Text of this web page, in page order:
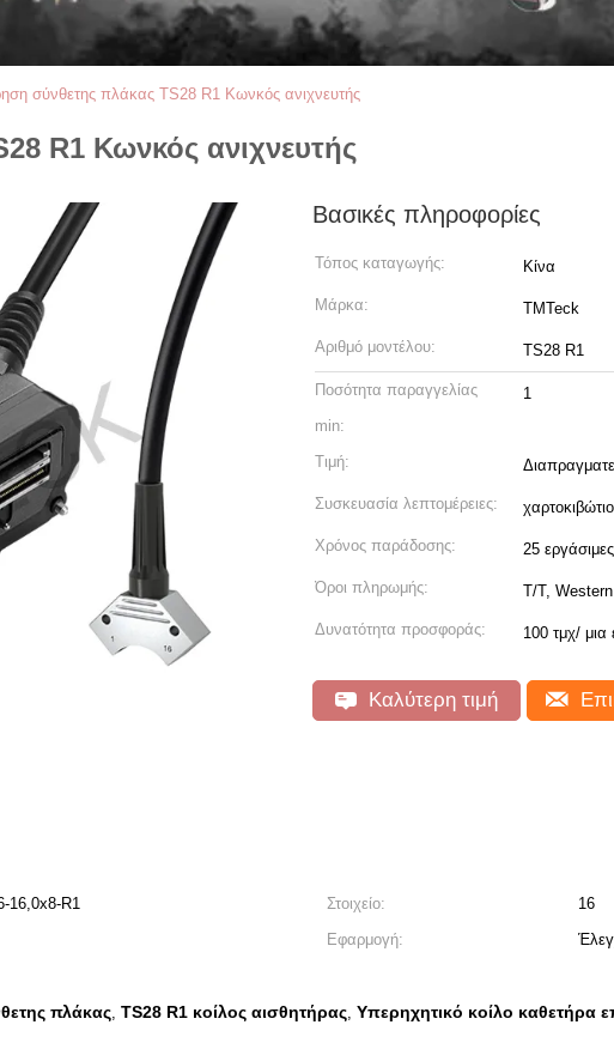
σύνθετης πλάκας TS28 R1 Κωνκός ανιχνευτής
R1 Κωνκός ανιχνευτής
Βασικές πληροφορίες
Τόπος καταγωγής: Κίνα
Μάρκα: TMTeck
Αριθμό μοντέλου: TS28 R1
Ποσότητα παραγγελίας
min:
1
Τιμή:
Συσκευασία λεπτομέρειες: χαρτοκιβώτιο
Χρόνος παράδοσης: 25
Όροι πληρωμής: T/T,
Δυνατότητα προσφοράς: 100 τμχ/ μια
Καλύτερη τιμή
16,0x8-R1 Στοιχείο:
16
Εφαρμογή:
πλάκας, TS28 R1 κοίλος αισθητήρας, Υπερηχητικό κοίλο καθετήρα